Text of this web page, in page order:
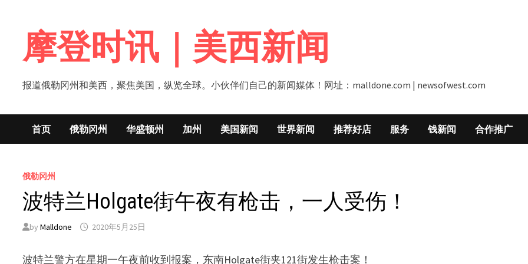
content摩登时讯｜美西新闻
报道俄勒冈州和美西，聚焦美国，纵览全球。小伙伴们自己的新闻媒体！网址：malldone.com | newsofwest.com
首页 俄勒冈州 华盛顿州 加州 美国新闻 世界新闻 推荐好店 服务 钱新闻 合作推广
俄勒冈州
波特兰Holgate街午夜有枪击，一人受伤！
byMalldone 2020年5月25日
波特兰警方在星期一午夜前收到报案，东南Holgate街夹121街发生枪击案！